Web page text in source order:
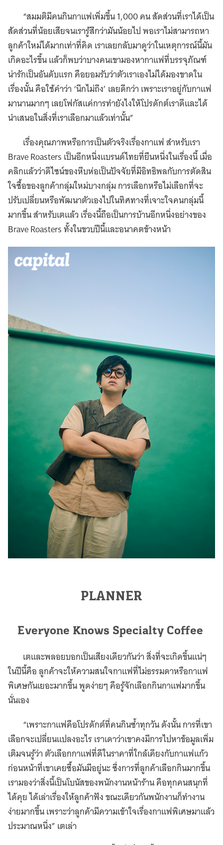
“สมมติมีคนกินกาแฟเพิ่มขึ้น 1,000 คน สัดส่วนที่เราได้เป็น
สัดส่วนที่น้อยเสียจนเรารู้สึกว่ามันน้อยไป พอเราไม่สามารถหา
ลูกค้าใหม่ได้มากเท่าที่คิด เราเลยกลับมาดูว่าในเหตุการณ์นี้มัน
เกิดอะไรขึ้น แล้วก็พบว่าบางคนเขามองหากาแฟที่บรรจุภัณฑ์
น่ารักเป็นอันดับแรก คือยอมรับว่าตัวเราเองไม่ได้มองขาดใน
เรื่องนั้น คือใช้คำว่า ‘นึกไม่ถึง’ เลยดีกว่า เพราะเราอยู่กับกาแฟ
มานานมากๆ เลยโฟกัสแค่การทำยังไงให้โปรดักต์เราดีและได้
นำเสนอในสิ่งที่เราเลือกมาแล้วเท่านั้น”
เรื่องคุณภาพหรือการเป็นตัวจริงเรื่องกาแฟ สำหรับเรา
Brave Roasters เป็นอีกหนึ่งแบรนด์ไทยที่ยืนหนึ่งในเรื่องนี้ เมื่อ
คลิกแล้วว่าดีไซน์ของหีบห่อเป็นปัจจัยที่มีอิทธิพลกับการตัดสิน
ใจซื้อของลูกค้ากลุ่มใหม่บางกลุ่ม การเลือกหรือไม่เลือกที่จะ
ปรับเปลี่ยนหรือพัฒนาตัวเองไปในทิศทางที่เจาะใจคนกลุ่มนี้
มากขึ้น สำหรับเตแล้ว เรื่องนี้ถือเป็นการบ้านอีกหนึ่งอย่างของ
Brave Roasters ทั้งในขวบปีนี้และอนาคตข้างหน้า
PLANNER
Everyone Knows Specialty Coffee
เตและพลอยบอกเป็นเสียงเดียวกันว่า สิ่งที่จะเกิดขึ้นแน่ๆ
ในปีนี้คือ ลูกค้าจะให้ความสนใจกาแฟที่ไม่ธรรมดาหรือกาแฟ
พิเศษกันเยอะมากขึ้น พูดง่ายๆ คือรู้จักเลือกกินกาแฟมากขึ้น
นั่นเอง
“เพราะกาแฟคือโปรดักต์ที่คนกินซ้ำทุกวัน ดังนั้น การที่เขา
เลือกจะเปลี่ยนแปลงอะไร เราเดาว่าเขาคงมีการไปหาข้อมูลเพิ่ม
เติมจนรู้ว่า ตัวเลือกกาแฟที่ดีในราคาที่ใกล้เคียงกับกาแฟแก้ว
ก่อนหน้าที่เขาเคยซื้อมันมีอยู่นะ ซึ่งการที่ลูกค้าเลือกกินมากขึ้น
เรามองว่าสิ่งนี้เป็นโบนัสของพนักงานหน้าร้าน คือทุกคนสนุกที่
ได้คุย ได้เล่าเรื่องให้ลูกค้าฟัง ขณะเดียวกันพนักงานก็ทำงาน
ง่ายมากขึ้น เพราะว่าลูกค้ามีความเข้าใจเรื่องกาแฟพิเศษมาแล้ว
ประมาณหนึ่ง” เตเล่า